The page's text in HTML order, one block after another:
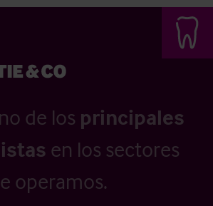
de los principales
en los sectores
operamos.